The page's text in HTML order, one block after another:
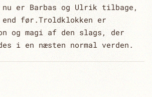
nu er Barbas og Ulrik tilbage,
før.Troldklokken er
og magi af den slags, der
i en næsten normal verden.